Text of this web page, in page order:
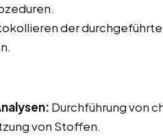
der
Durchführung von
von Stoffen.